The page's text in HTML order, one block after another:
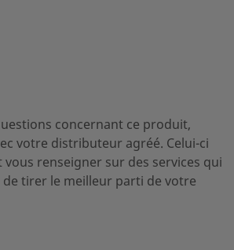
Duplex
3/8 po
Raccord
concernant ce produit,
votre distributeur agréé. Celui-ci
renseigner sur des services qui
tirer le meilleur parti de votre